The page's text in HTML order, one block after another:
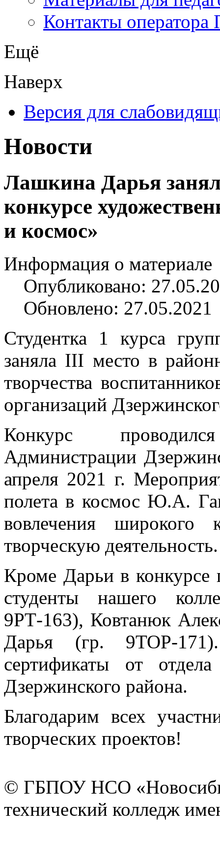
Контакты оператора
Ещё
Наверх
Версия для
Новости
Лашкина Дарья
конкурсе
и космос»
Информация о материале
Опубликовано:
Обновлено: 27.05.2021
Студентка 1 курса
заняла III место в
творчества
организаций
Конкурс
Администрации
апреля 2021 г.
полета в космос Ю.А.
вовлечения широкого
творческую деятельность.
Кроме Дарьи в конкурсе
студенты нашего
9РТ-163), Ковтанюк
Дарья (гр. 9ТОР-
сертификаты от
Дзержинского района.
Благодарим всех
творческих проектов!
© ГБПОУ НСО
технический колледж